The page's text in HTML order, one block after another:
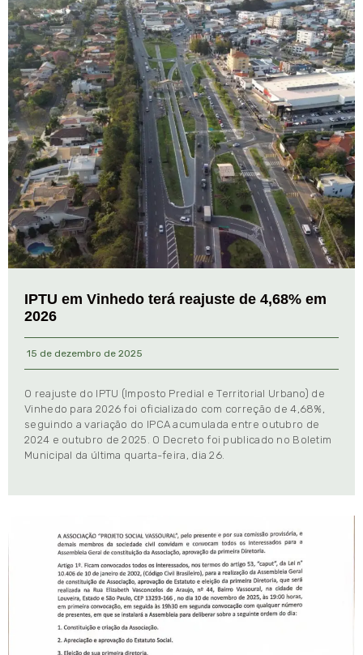
IPTU em Vinhedo terá reajuste de 4,68% em
2026
15 de dezembro de 2025
O reajuste do IPTU (Imposto Predial e Territorial Urbano) de
Vinhedo para 2026 foi oficializado com correção de 4,68%,
seguindo a variação do IPCA acumulada entre outubro de
2024 e outubro de 2025. O Decreto foi publicado no Boletim
Municipal da última quarta-feira, dia 26.